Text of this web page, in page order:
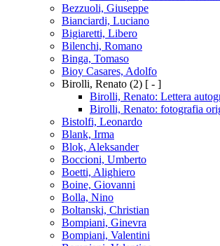
Bezzuoli, Giuseppe
Bianciardi, Luciano
Bigiaretti, Libero
Bilenchi, Romano
Binga, Tomaso
Bioy Casares, Adolfo
Birolli, Renato (2) [ - ]
Birolli, Renato: Lettera
Birolli, Renato: fotografia
Bistolfi, Leonardo
Blank, Irma
Blok, Aleksander
Boccioni, Umberto
Boetti, Alighiero
Boine, Giovanni
Bolla, Nino
Boltanski, Christian
Bompiani, Ginevra
Bompiani, Valentini